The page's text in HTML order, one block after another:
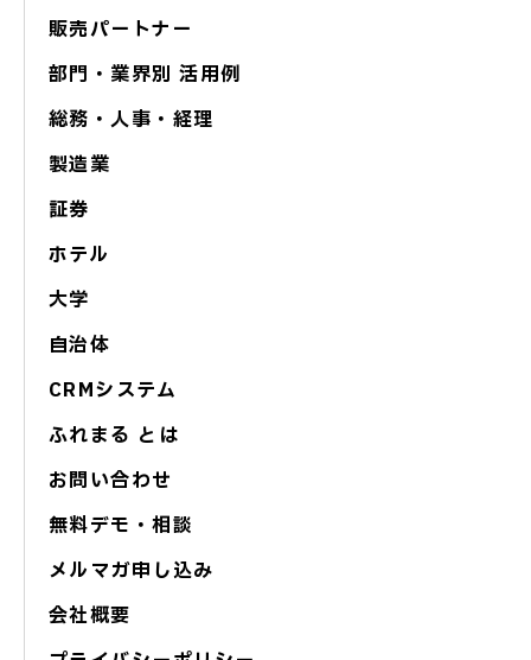
販売パートナー
部門・業界別 活用例
総務・人事・経理
製造業
証券
ホテル
大学
自治体
CRMシステム
ふれまる とは
お問い合わせ
無料デモ・相談
メルマガ申し込み
会社概要